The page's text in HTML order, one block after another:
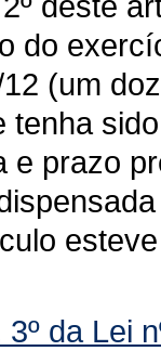
do
(um
tenha
e prazo
da Lei